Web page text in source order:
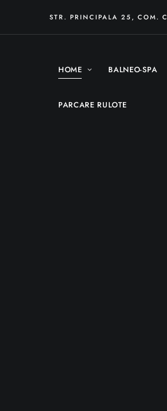
STR. PRINCIPALA 25, COM.
HOME BALNEO-SPA
PARCARE RULOTE